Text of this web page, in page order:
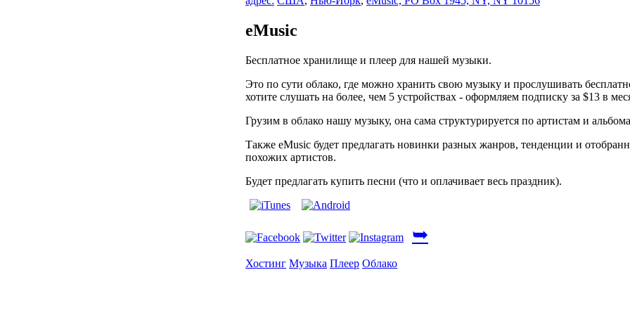
eMusic
Бесплатное хранилище и плеер для нашей музыки.
Это по сути облако, где можно хранить свою музыку и прослушивать
хотите слушать на более, чем 5 устройствах - оформляем подписку за $13 в
Грузим в облако нашу музыку, она сама структурируется по артистам и
Также eMusic будет предлагать новинки разных жанров, тенденции и
похожих артистов.
Будет предлагать купить песни (что и оплачивает весь праздник).
➥
Хостинг Музыка Плеер Облако